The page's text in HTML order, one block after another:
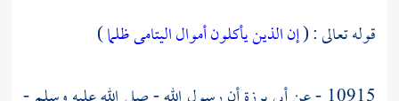
قوله تعالى : (إن الذين يأكلون أموال اليتامى ظلما)